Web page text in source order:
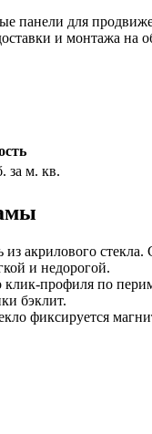
панели для
и монтажа на
за м. кв.
из акрилового
и недорогой.
профиля по
бэклит.
фиксируется